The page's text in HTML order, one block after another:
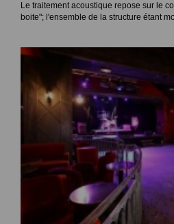
Le traitement acoustique repose sur le
boite"; l'ensemble de la structure étant